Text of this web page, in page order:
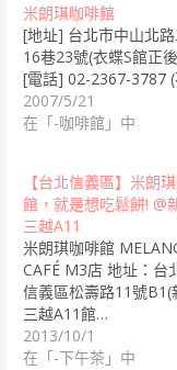
米朗琪咖啡館
[地址] 台北市中山北
16巷23號(衣蝶S館正
[電話] 02-2367-3787
2007/5/21
在「-咖啡館」中
【台北信義區】米朗
館，就是想吃鬆餅! @
三越A11
米朗琪咖啡館
CAFÉ M3店 地址：台
信義區松壽路11號B1(
三越A11館…
2013/10/1
在「-下午茶」中